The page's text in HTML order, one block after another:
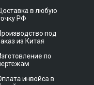
в любую
РФ
под
из Китая
по
инвойса в